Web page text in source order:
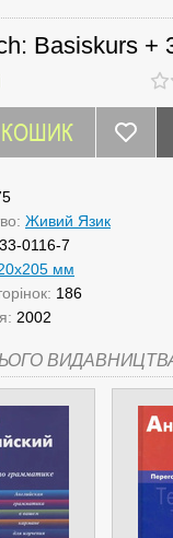
Basiskurs +
Живий Язик
0116-7
мм
186
2002